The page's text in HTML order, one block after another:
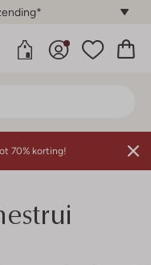
70% korting!